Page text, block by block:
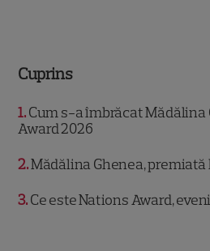
Cuprins
1 Cum s-a îmbrăcat Mădălina
Award 2026
2 Mădălina Ghenea, premiată
3 Ce este Nations Award,